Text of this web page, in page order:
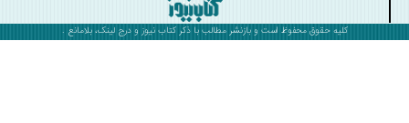
کلیه حقوق محفوظ است و بازنشر مطالب با ذکرکتاب نیوز و درج لینک، بلامانع .